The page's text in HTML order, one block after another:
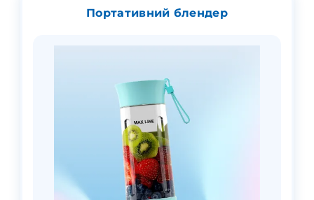
Портативний блендер